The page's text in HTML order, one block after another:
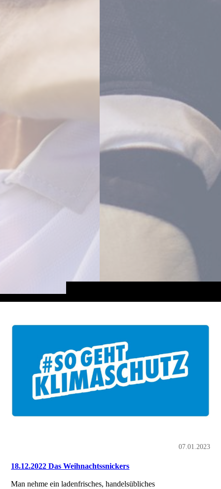
07.01.2023
18.12.2022 Das Weihnachtssnickers
Man nehme ein ladenfrisches, handelsübliches